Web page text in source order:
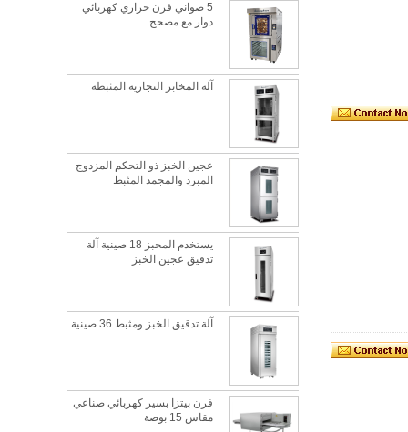
5 صواني فرن حراري كهربائي
دوار مع مصحح
آلة المخابز التجارية المثبطة
عجين الخبز ذو التحكم المزدوج
المبرد والمجمد المثبط
يستخدم المخبز 18 صينية آلة
تدقيق عجين الخبز
آلة تدقيق الخبز ومثبط 36 صينية
فرن بيتزا بسير كهربائي صناعي
مقاس 15 بوصة
ما هي أفضل مادة معدنية لصينية الخبز؟
هذه هي الحقيقة تماما لا تزال ورقة الخبز المعدنية
هي الدور الرائد في سوق صواني الخبز بخصائصها